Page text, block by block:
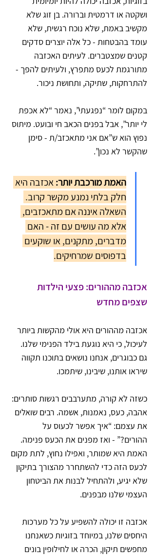
ושקטה או דרמטית וברורה. בן זוג שלא
מקשיב באמת, שלא נוכח רגשית, שלא
עומד בהבטחות - כל אלה יוצרים סדקים
קטנים שמצטברים. לעיתים האכזבה
מתורגמת לכעס מתפרץ, ולעיתים להפך -
להתרחקות, שתיקה, ותחושת ניכור.
במקום לומר “נפגעתי”, נאמר “לא אכפת
לי יותר”, אבל בפנים הכאב חי ובועט. מיתוס
נפוץ הוא ש”אם אני מתאכזב/ת - סימן
שהקשר לא נכון”.
האמת מורכבת יותר: אכזבה היא
חלק בלתי נמנע מקשר קרוב.
השאלה איננה אם מתאכזבים,
אלא מה עושים עם זה - האם
מדברים, מתקנים, או שוקעים
בדפוסים שמרחיקים.
אכזבה מההורים: פצעי הילדות
שצפים מחדש
אכזבה מההורים היא אולי מהקשות ביותר
לעיכול, כי היא נוגעת בילד הפנימי שלנו.
גם כבוגרים, אנחנו נושאים בתוכנו תקווה
שיראו אותנו, שיבינו, שיתמכו.
כשזה לא קורה, מתערבבים רגשות סותרים:
אהבה, כעס, נאמנות, אשמה. רבים שואלים
את עצמם: “איך אפשר לכעוס על
ההורים?” - ואז מפנים את הכעס פנימה.
האמת היא שמותר, ואפילו נחוץ, לתת מקום
לכעס הזה כדי להשתחרר מהצורך בתיקון
שלא יגיע, ולהתחיל לבנות את הביטחון
העצמי שלנו מבפנים.
אכזבה זו יכולה להשפיע על כל מערכות
היחסים שלנו, במיוחד בזוגיות כשאנחנו
מחפשים תיקון, הכרה או לחילופין בונים